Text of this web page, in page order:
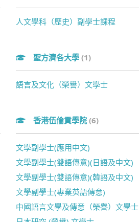
人文學科（歷史）副學士課程
聖方濟各大學(1)
語言及文化（榮譽）文學士
香港伍倫貢學院(6)
文學副學士(應用中文)
文學副學士(雙語傳意)(日語及中文)
文學副學士(雙語傳意)(韓語及中文)
文學副學士(專業英語傳意)
中國語言文學及傳意（榮譽）文學士